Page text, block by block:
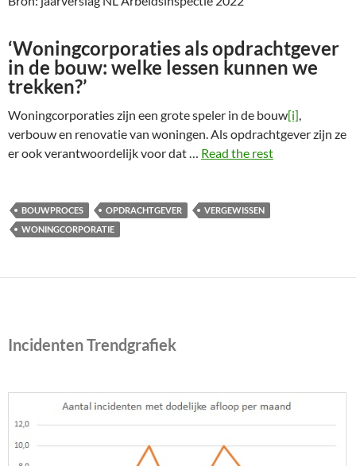
‘Woningcorporaties als opdrachtgever
in de bouw: welke lessen kunnen we
trekken?’
Woningcorporaties zijn een grote speler in de bouw[i],
verbouw en renovatie van woningen. Als opdrachtgever zijn ze
er ook verantwoordelijk voor dat … Read the rest
BOUWPROCES OPDRACHTGEVER
VERGEWISSEN
WONINGCORPORATIE
Incidenten Trendgrafiek